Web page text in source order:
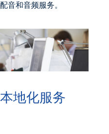
音和音频服务。
地化服务